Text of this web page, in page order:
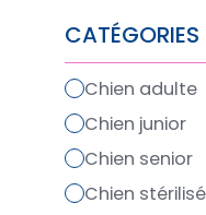
CATÉGORIES
chien adulte
chien junior
chien senior
chien stérilisé